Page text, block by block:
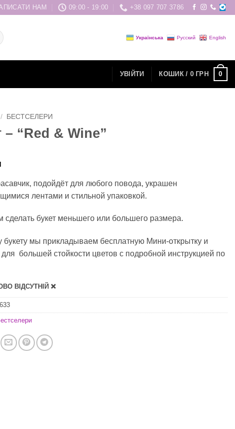
НАМ 09:00 - 19:00 +38 097 707 3786
Українська Русский English
УВІЙТИ КОШИК / 0 ГРН 0
/ БЕСТСЕЛЕРИ
– “Red & Wine”
подойдёт для любого повода, украшен
лентами и стильной упаковкой.
букет меньшего или большего размера.
букету мы прикладываем бесплатную Мини-открытку и
большей стойкости цветов с подробной инструкцией по
ВІДСУТНІЙ ❌